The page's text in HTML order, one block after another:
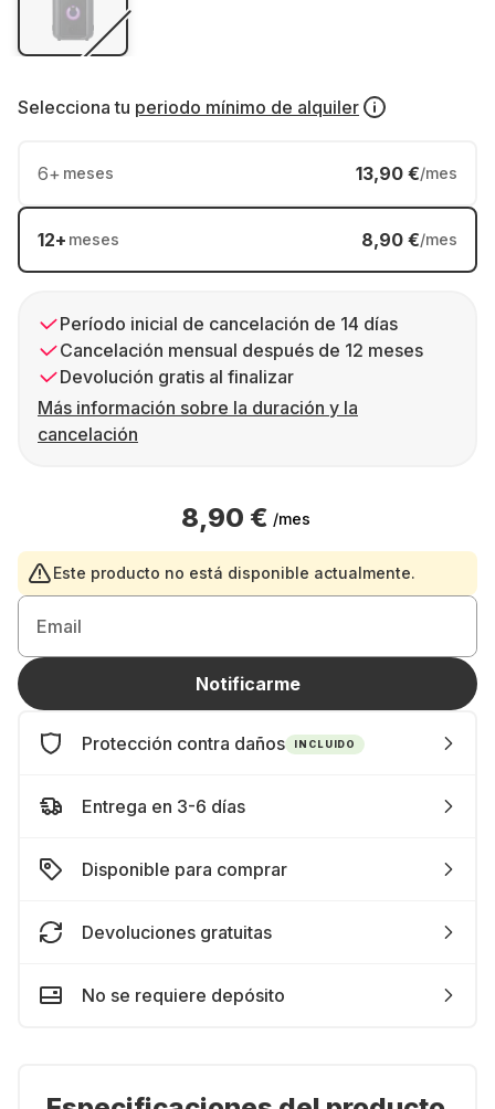
Selecciona tu periodo mínimo de alquiler
6+ meses 13,90 €/mes
12+ meses 8,90 €/mes
Período inicial de cancelación de 14 días
Cancelación mensual después de 12 meses
Devolución gratis al finalizar
Más información sobre la duración y la
cancelación
8,90 € /mes
Este producto no está disponible actualmente.
Email
Notificarme
Protección contra daños INCLUIDO
Entrega en 3-6 días
Disponible para comprar
Devoluciones gratuitas
No se requiere depósito